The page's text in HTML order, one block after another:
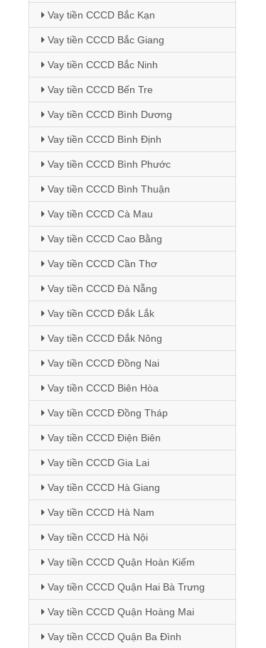
Vay tiền CCCD Bắc Kạn
Vay tiền CCCD Bắc Giang
Vay tiền CCCD Bắc Ninh
Vay tiền CCCD Bến Tre
Vay tiền CCCD Bình Dương
Vay tiền CCCD Bình Định
Vay tiền CCCD Bình Phước
Vay tiền CCCD Bình Thuận
Vay tiền CCCD Cà Mau
Vay tiền CCCD Cao Bằng
Vay tiền CCCD Cần Thơ
Vay tiền CCCD Đà Nẵng
Vay tiền CCCD Đắk Lắk
Vay tiền CCCD Đắk Nông
Vay tiền CCCD Đồng Nai
Vay tiền CCCD Biên Hòa
Vay tiền CCCD Đồng Tháp
Vay tiền CCCD Điện Biên
Vay tiền CCCD Gia Lai
Vay tiền CCCD Hà Giang
Vay tiền CCCD Hà Nam
Vay tiền CCCD Hà Nội
Vay tiền CCCD Quận Hoàn Kiếm
Vay tiền CCCD Quận Hai Bà Trưng
Vay tiền CCCD Quận Hoàng Mai
Vay tiền CCCD Quận Ba Đình